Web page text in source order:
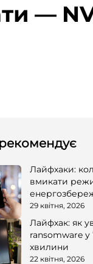
—
Лайфхаки:
вмикати
29 квітня, 2026
Лайфхак: як
ransomware у
хвилини
22 квітня, 2026